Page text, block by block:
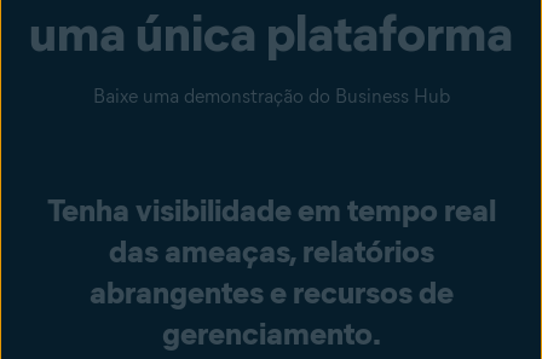
uma única plataforma
Baixe uma demonstração do Business Hub
Tenha visibilidade em tempo real
das ameaças, relatórios
abrangentes e recursos de
gerenciamento.